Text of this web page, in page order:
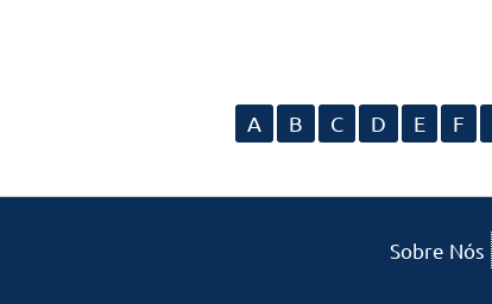
A B C D E F
Sobre Nós